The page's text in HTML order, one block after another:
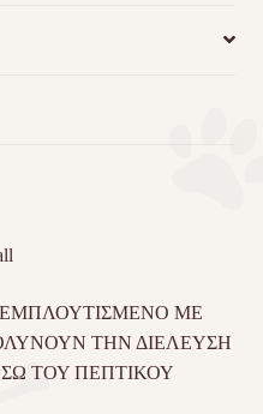
ΜΕ
ΤΗΝ ΔΙΕΛΕΥΣΗ
ΤΟΥ ΠΕΠΤΙΚΟΥ